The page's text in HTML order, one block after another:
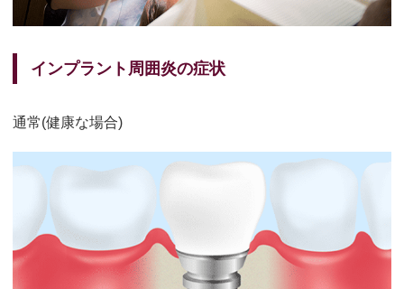
インプラント周囲炎の症状
通常(健康な場合)